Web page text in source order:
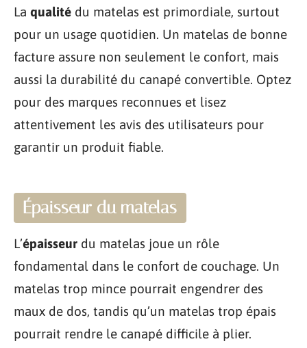
La qualité du matelas est primordiale, surtout
pour un usage quotidien. Un matelas de bonne
facture assure non seulement le confort, mais
aussi la durabilité du canapé convertible. Optez
pour des marques reconnues et lisez
attentivement les avis des utilisateurs pour
garantir un produit fiable.
Épaisseur du matelas
L’épaisseur du matelas joue un rôle
fondamental dans le confort de couchage. Un
matelas trop mince pourrait engendrer des
maux de dos, tandis qu’un matelas trop épais
pourrait rendre le canapé difficile à plier.